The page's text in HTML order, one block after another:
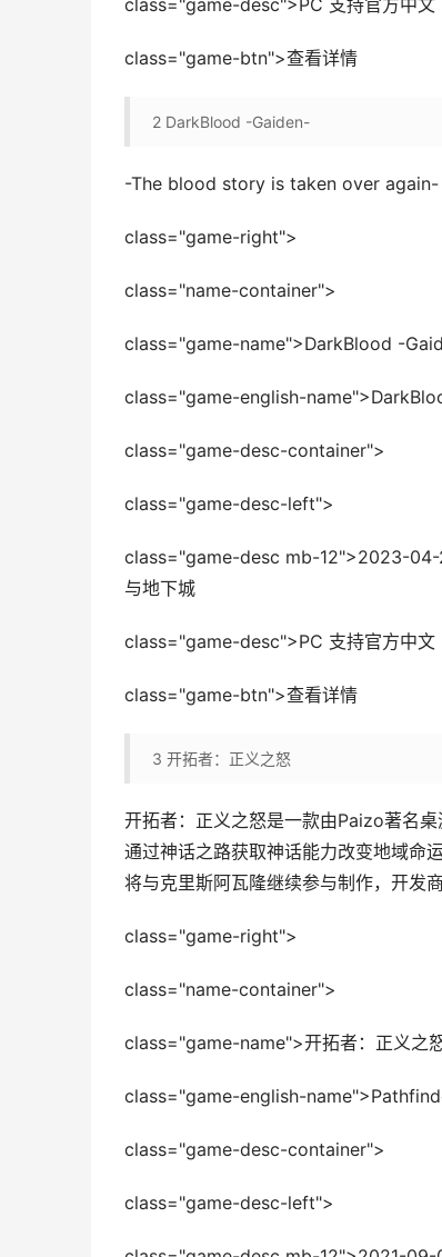
class="game-desc">PC 支持官方中文
class="game-btn">查看详情
2 DarkBlood -Gaiden-
-The blood story is taken over again-
class="game-right">
class="name-container">
class="game-name">DarkBlood -
class="game-english-
class="game-desc-container">
class="game-desc-left">
class="game-desc mb-12">2023-04-
与地下城
class="game-desc">PC 支持官方中文
class="game-btn">查看详情
3 开拓者：正义之怒
开拓者：正义之怒是一款由Paizo著名
通过神话之路获取神话能力改变地域命
将与克里斯阿瓦隆继续参与制作，开发
class="game-right">
class="name-container">
class="game-name">开拓者：正义之
class="game-english-
class="game-desc-container">
class="game-desc-left">